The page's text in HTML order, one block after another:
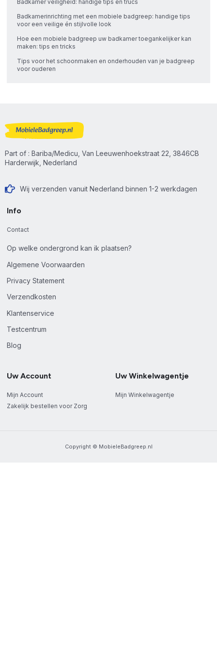
Badkamer veiligheid: handige tips en trucs
Badkamerinrichting met een mobiele badgreep: handige tips
voor een veilige én stijlvolle look
Hoe een mobiele badgreep uw badkamer toegankelijker kan
maken: tips en tricks
Tips voor het schoonmaken en onderhouden van je badgreep
voor ouderen
Part of : Bariba/Medicu, Van Leeuwenhoekstraat 22, 3846CB
Harderwijk, Nederland
Wij verzenden vanuit Nederland binnen 1-2 werkdagen
Info
Contact
Op welke ondergrond kan ik plaatsen?
Algemene Voorwaarden
Privacy Statement
Verzendkosten
Klantenservice
Testcentrum
Blog
Uw Account
Mijn Account
Zakelijk bestellen voor Zorg
Uw Winkelwagentje
Mijn Winkelwagentje
Copyright © MobieleBadgreep.nl